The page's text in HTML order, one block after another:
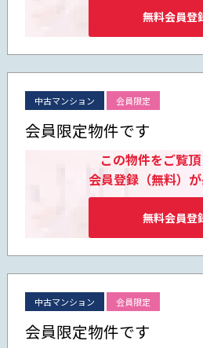
無料会員登
中古マンション 会員限定
会員限定物件です
この物件をご覧頂
会員登録（無料）が
無料会員登
中古マンション 会員限定
会員限定物件です